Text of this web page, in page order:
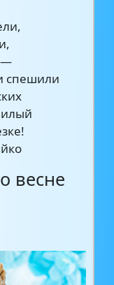
—
спешили
весне